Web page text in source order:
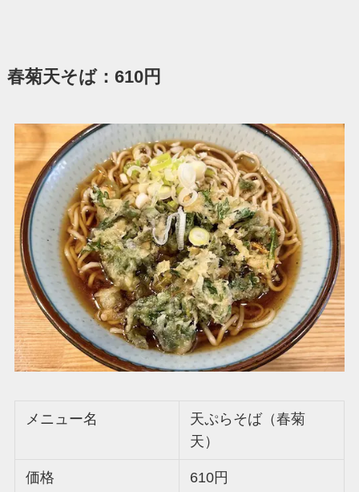
春菊天そば：610円
メニュー名
天ぷらそば（春菊
天）
価格 610円